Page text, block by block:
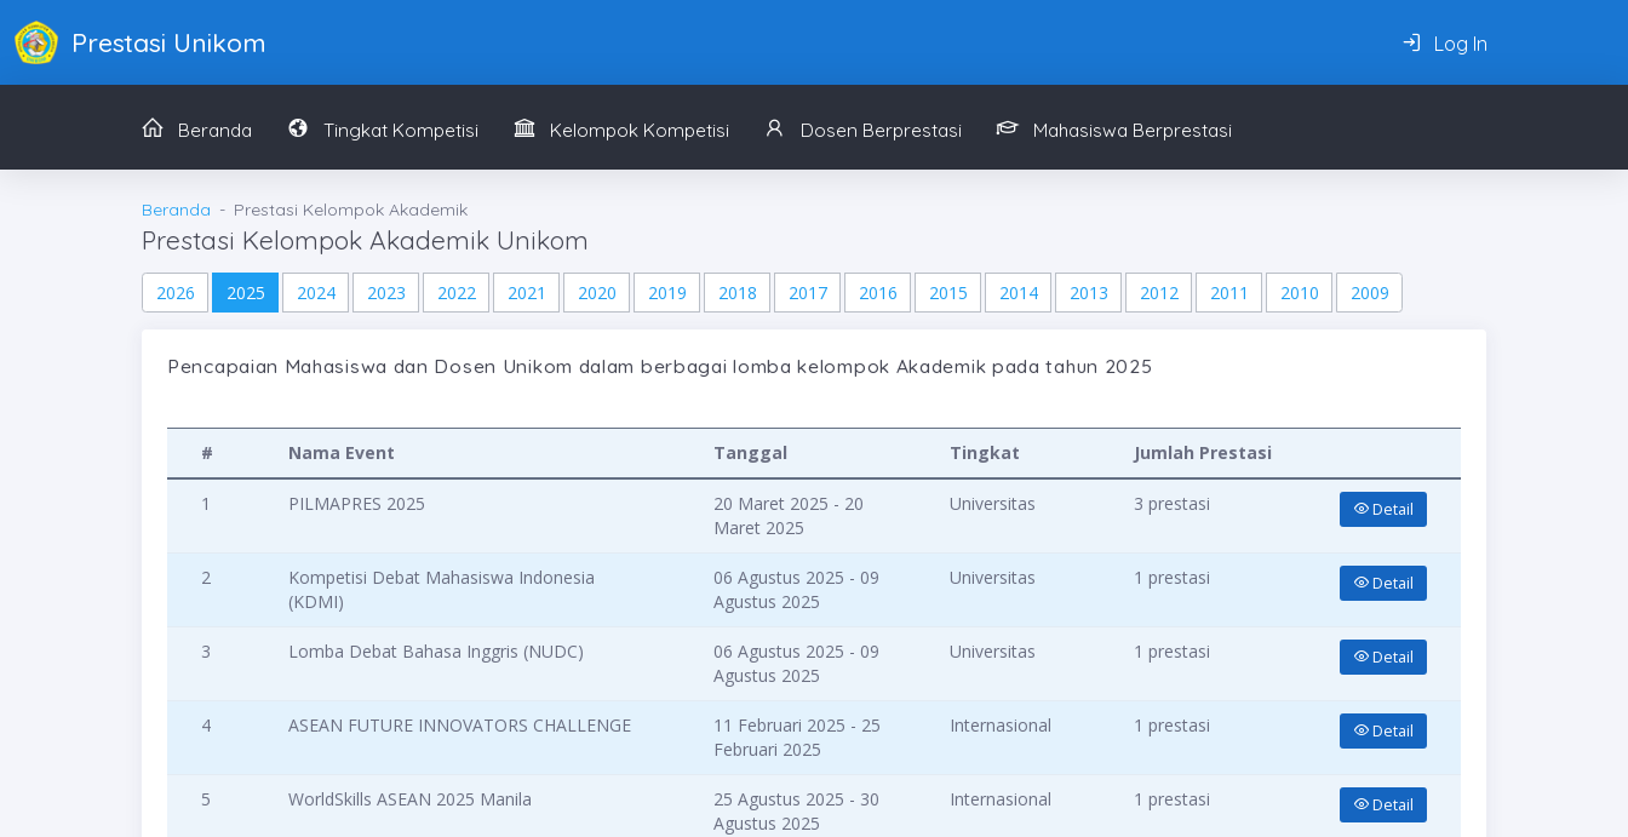
Prestasi Unikom Log In
Beranda Tingkat Kompetisi Kelompok Kompetisi Dosen Berprestasi Mahasiswa Berprestasi
Beranda Prestasi Kelompok Akademik
Prestasi Kelompok Akademik Unikom
2026 2025 2024 2023 2022 2021 2020 2019 2018 2017 2016 2015 2014 2013 2012 2011 2010 2009
Pencapaian Mahasiswa dan Dosen Unikom dalam berbagai lomba kelompok Akademik pada tahun 2025
# Nama Event Tanggal Tingkat Jumlah Prestasi
1 PILMAPRES 2025
20 Maret 2025 - 20
Maret 2025
Universitas 3 prestasi Detail
2
Kompetisi Debat Mahasiswa Indonesia
(KDMI)
06 Agustus 2025 - 09
Agustus 2025
Universitas 1 prestasi Detail
3 Lomba Debat Bahasa Inggris (NUDC)
06 Agustus 2025 - 09
Agustus 2025
Universitas 1 prestasi Detail
4 ASEAN FUTURE INNOVATORS CHALLENGE
11 Februari 2025 - 25
Februari 2025
Internasional 1 prestasi Detail
5 WorldSkills ASEAN 2025 Manila
25 Agustus 2025 - 30
Agustus 2025
Internasional 1 prestasi Detail